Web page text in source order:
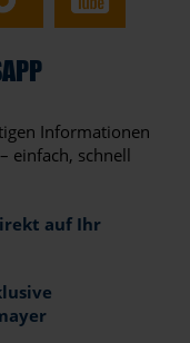
Informationen
einfach, schnell
auf Ihr